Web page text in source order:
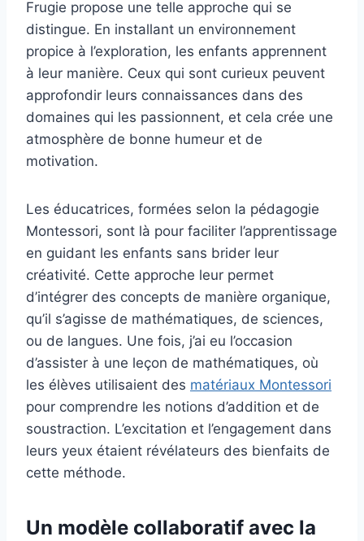
Frugie propose une telle approche qui se
distingue. En installant un environnement
propice à l’exploration, les enfants apprennent
à leur manière. Ceux qui sont curieux peuvent
approfondir leurs connaissances dans des
domaines qui les passionnent, et cela crée une
atmosphère de bonne humeur et de
motivation.
Les éducatrices, formées selon la pédagogie
Montessori, sont là pour faciliter l’apprentissage
en guidant les enfants sans brider leur
créativité. Cette approche leur permet
d’intégrer des concepts de manière organique,
qu’il s’agisse de mathématiques, de sciences,
ou de langues. Une fois, j’ai eu l’occasion
d’assister à une leçon de mathématiques, où
les élèves utilisaient des matériaux Montessori
pour comprendre les notions d’addition et de
soustraction. L’excitation et l’engagement dans
leurs yeux étaient révélateurs des bienfaits de
cette méthode.
Un modèle collaboratif avec la